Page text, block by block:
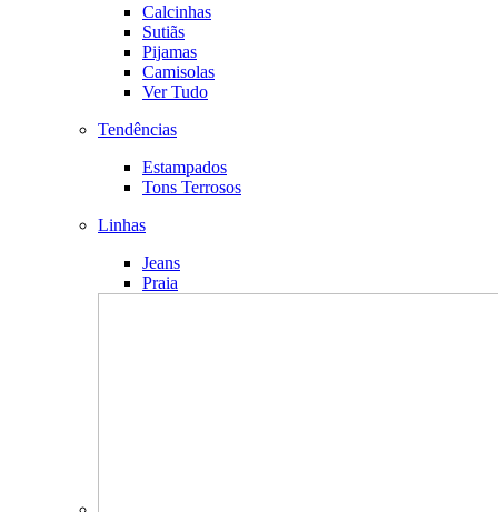
Calcinhas
Sutiãs
Pijamas
Camisolas
Ver Tudo
Tendências
Estampados
Tons Terrosos
Linhas
Jeans
Praia